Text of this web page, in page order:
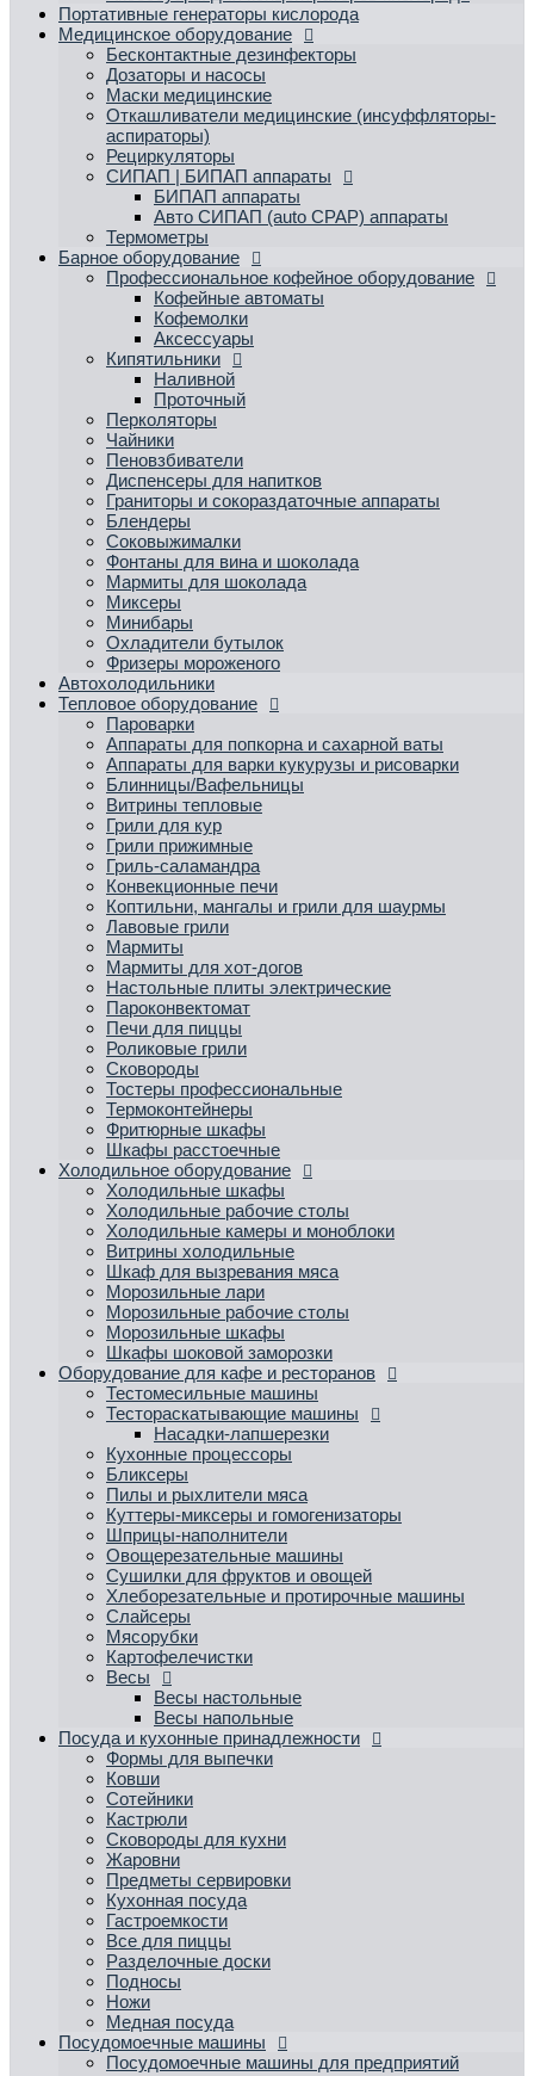
Портативные генераторы кислорода
Медицинское оборудование
Бесконтактные дезинфекторы
Дозаторы и насосы
Маски медицинские
Откашливатели медицинские (инсуффляторы-
аспираторы)
Рециркуляторы
СИПАП | БИПАП аппараты
БИПАП аппараты
Aвто СИПАП (auto CPAP) аппараты
Термометры
Барное оборудование
Профессиональное кофейное оборудование
Кофейные автоматы
Кофемолки
Аксессуары
Кипятильники
Наливной
Проточный
Перколяторы
Чайники
Пеновзбиватели
Диспенсеры для напитков
Граниторы и сокораздаточные аппараты
Блендеры
Соковыжималки
Фонтаны для вина и шоколада
Мармиты для шоколада
Миксеры
Минибары
Охладители бутылок
Фризеры мороженого
Автохолодильники
Тепловое оборудование
Пароварки
Аппараты для попкорна и сахарной ваты
Аппараты для варки кукурузы и рисоварки
Блинницы/Вафельницы
Витрины тепловые
Грили для кур
Грили прижимные
Гриль-саламандра
Конвекционные печи
Коптильни, мангалы и грили для шаурмы
Лавовые грили
Мармиты
Мармиты для хот-догов
Настольные плиты электрические
Пароконвектомат
Печи для пиццы
Роликовые грили
Сковороды
Тостеры профессиональные
Термоконтейнеры
Фритюрные шкафы
Шкафы расстоечные
Холодильное оборудование
Холодильные шкафы
Холодильные рабочие столы
Холодильные камеры и моноблоки
Витрины холодильные
Шкаф для вызревания мяса
Морозильные лари
Морозильные рабочие столы
Морозильные шкафы
Шкафы шоковой заморозки
Оборудование для кафе и ресторанов
Тестомесильные машины
Тестораскатывающие машины
Насадки-лапшерезки
Кухонные процессоры
Бликсеры
Пилы и рыхлители мяса
Куттеры-миксеры и гомогенизаторы
Шприцы-наполнители
Овощерезательные машины
Сушилки для фруктов и овощей
Хлеборезательные и протирочные машины
Слайсеры
Мясорубки
Картофелечистки
Весы
Весы настольные
Весы напольные
Посуда и кухонные принадлежности
Формы для выпечки
Ковши
Сотейники
Кастрюли
Сковороды для кухни
Жаровни
Предметы сервировки
Кухонная посуда
Гастроемкости
Все для пиццы
Разделочные доски
Подносы
Ножи
Медная посуда
Посудомоечные машины
Посудомоечные машины для предприятий